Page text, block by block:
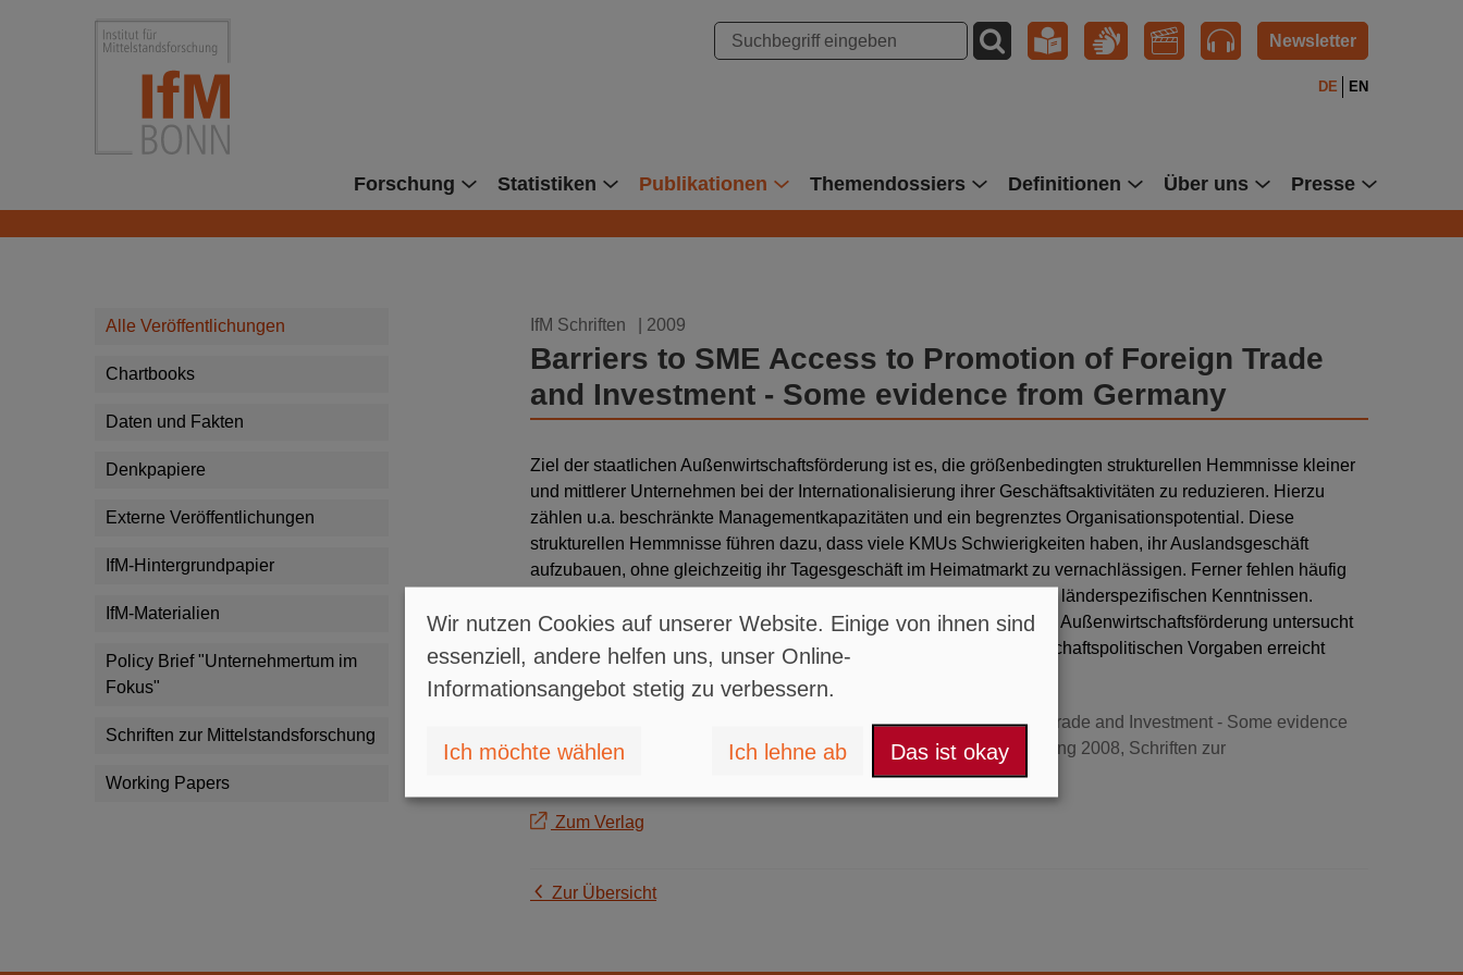
Newsletter
DE EN
Forschung Statistiken Publikationen Themendossiers Definitionen Über uns Presse
Alle Veröffentlichungen
Chartbooks
Daten und Fakten
Denkpapiere
Externe Veröffentlichungen
IfM-Hintergrundpapier
IfM-Materialien
Policy Brief "Unternehmertum im
Fokus"
Schriften zur Mittelstandsforschung
Working Papers
IfM Schriften 20.06.2009
| 2009
Barriers to SME Access to Promotion of Foreign Trade
and Investment - Some evidence from Germany
Ziel der staatlichen Außenwirtschaftsförderung ist es, die größenbedingten strukturellen Hemmnisse kleiner
und mittlerer Unternehmen bei der Internationalisierung ihrer Geschäftsaktivitäten zu reduzieren. Hierzu
zählen u.a. beschränkte Managementkapazitäten und ein begrenztes Organisationspotential. Diese
strukturellen Hemmnisse führen dazu, dass viele KMUs Schwierigkeiten haben, ihr Auslandsgeschäft
aufzubauen, ohne gleichzeitig ihr Tagesgeschäft im Heimatmarkt zu vernachlässigen. Ferner fehlen häufig
Mitarbeiter mit spezifischen betriebswirtschaftlichen, juristischen und länderspezifischen Kenntnissen.
Ausgehend von den ordnungspolitischen Grundlagen der deutschen Außenwirtschaftsförderung untersucht
der Beitrag daher, ob mit Hilfe des aktuellen Fördersystems die wirtschaftspolitischen Vorgaben erreicht
Hauser, C. (2009): Barriers to SME Access to Promotion of Foreign Trade and Investment - Some evidence
from Germany, in: IfM Bonn (Hrsg.): Jahrbuch zur Mittelstandsforschung 2008, Schriften zur
Mittelstandsforschung Nr. 116 NF, Wiesbaden, S. 71-92.
Zum Verlag
Zur Übersicht
Wir nutzen Cookies auf unserer Website. Einige von ihnen sind
essenziell, andere helfen uns, unser Online-
Informationsangebot stetig zu verbessern.
Ich möchte wählen Ich lehne ab Das ist okay